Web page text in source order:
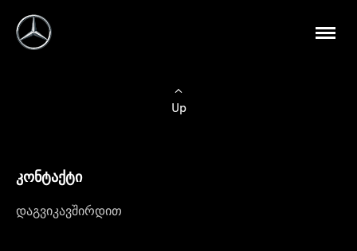
Up
კონტაქტი
დაგვიკავშირდით